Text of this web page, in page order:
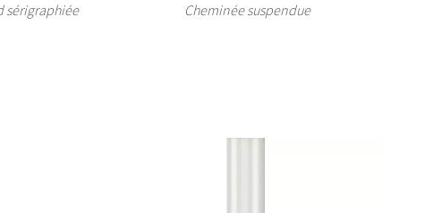
sérigraphiée Cheminée suspendue